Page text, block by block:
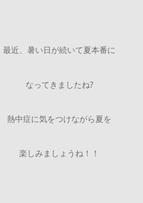
最近、暑い日が続いて夏本番に
なってきましたね?
熱中症に気をつけながら夏を
楽しみましょうね！！